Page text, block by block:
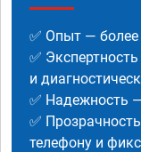
✅ Опыт — более
✅
и
✅ Надежность
✅
телефону и